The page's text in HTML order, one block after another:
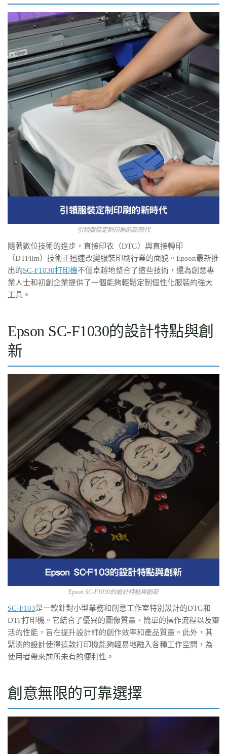
引領服裝定制印刷的新時代
隨著數位技術的進步，直接印衣（DTG）與直接轉印
（DTFilm）技術正迅速改變服裝印刷行業的面貌。Epson最新推
出的SC-F1030打印機不僅卓越地整合了這些技術，還為創意專
業人士和初創企業提供了一個能夠輕鬆定制個性化服裝的強大
工具。
Epson SC-F1030的設計特點與創
新
Epson SC-F1030的設計特點與創新
SC-F103是一款針對小型業務和創意工作室特別設計的DTG和
DTF打印機。它結合了優異的圖像質量、簡單的操作流程以及靈
活的性能，旨在提升設計師的創作效率和產品質量。此外，其
緊湊的設計使得這款打印機能夠輕易地融入各種工作空間，為
使用者帶來前所未有的便利性。
創意無限的可靠選擇